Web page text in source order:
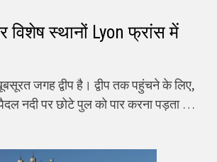
स्थानों Lyon फ्रांस में
जगह द्वीप है। द्वीप तक पहुंचने के लिए,
नदी पर छोटे पुल को पार करना पड़ता …